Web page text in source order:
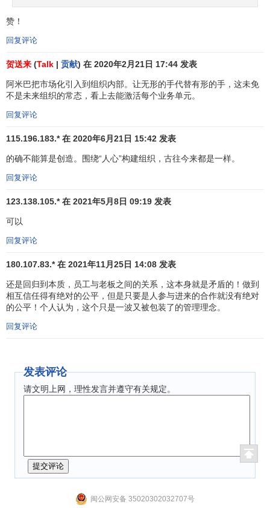
培养具有经营意识的人才。经营权下放之后，各
意识，进而萌生出作为经营者的责任感，尽可能
种立场的转变正是树立经营者意识的开端，于是
这些领导中开始不断涌现出与稻盛和夫一同承担
自的工作岗位为自己的阿米巴甚至为公司整体做
作。我们要激励全体员工为了公司的发展而齐心
功的喜悦，实现“全员参与的经营”。
总而言之，阿米巴经营最根本的目的是培养人才，培养
与企业家理念一致的经营人才。
实施“阿米巴经营” 有两个前提条件。
。领导人的公平无私是调动员工积极性的最大动力，也是
实施“阿米巴经营”的首要前提条件。
“伙伴式经营”、“玻璃般透明的经营”以及“动机至善、私心了
赞！
回复评论
贺送来 (Talk | 贡献) 在 2020年2月21日 17:44 发表
阿米巴把市场化引入到组织内部。让无形的手代替有形的手，这未免
不是未来组织的常态，看上去能激活每个业务单元。
回复评论
115.196.183.* 在 2020年6月21日 15:42 发表
的确不能算是创造。围绕“人心”构建组织，古往今来都是一样。
回复评论
123.138.105.* 在 2021年5月8日 09:19 发表
可以
回复评论
180.107.83.* 在 2021年11月25日 14:08 发表
还是回归到本质，员工与老板之间的关系，这本身就是矛盾的！做到
相互信任得有绝对的公平，但是只要是人参与进来的合作就没有绝对
的公平！个人认为，这个只是一波又被包装了的管理理念。
回复评论
发表评论
请文明上网，理性发言并遵守有关规定。
闽公网安备 35020302032707号